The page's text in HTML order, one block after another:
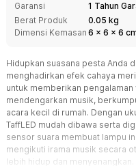
Garansi
1 Tahun
Berat Produk
0.05 kg
Dimensi Kemasan 6 x 6 x 6
Hidupkan suasana pesta Anda
menghadirkan efek cahaya
untuk memberikan
mendengarkan musik,
acara kecil di rumah. Dengan
TaffLED mudah dibawa serta
sensor suara membuat lampu
mengikuti irama musik secara
lebih hidup dan menyenangkan.